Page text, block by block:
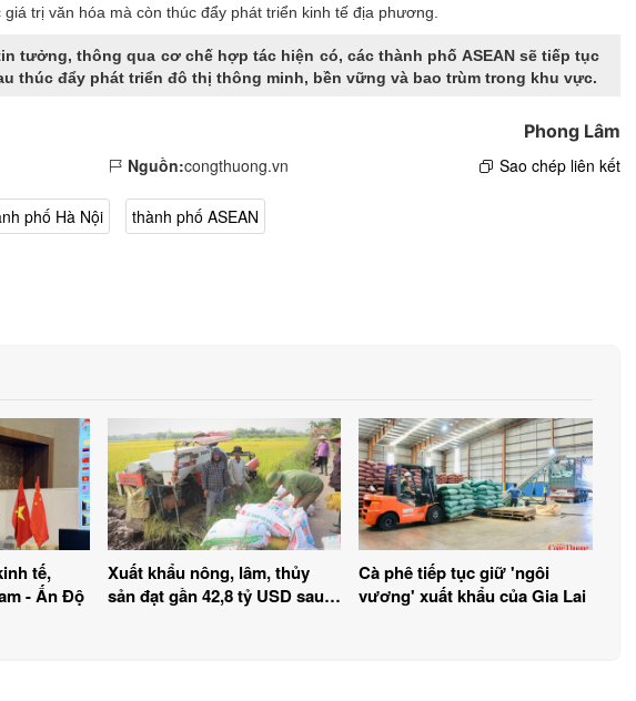
trị văn hóa mà còn thúc đẩy phát triển kinh tế địa phương.
tưởng, thông qua cơ chế hợp tác hiện có, các thành phố ASEAN sẽ tiếp tục
thúc đẩy phát triển đô thị thông minh, bền vững và bao trùm trong khu vực.
Phong Lâm
Nguồn:congthuong.vn Sao chép liên kết
phố Hà Nội
thành phố ASEAN
tế,
- Ấn Độ
Xuất khẩu nông, lâm, thủy
sản đạt gần 42,8 tỷ USD sau 7
Cà phê tiếp tục giữ 'ngôi
vương' xuất khẩu của Gia Lai